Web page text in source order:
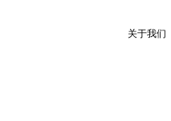
关于我们